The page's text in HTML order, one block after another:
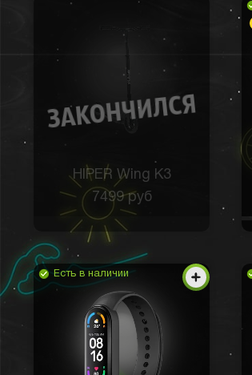
HIPER Wing K3
7499 руб
Есть в наличии